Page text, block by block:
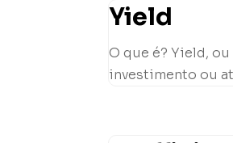
Yield
O que é? Yield,
investimento ou